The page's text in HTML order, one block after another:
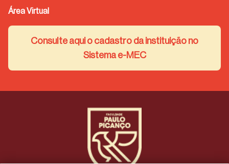
Área Virtual
Consulte aqui o cadastro da instituição no
Sistema e-MEC